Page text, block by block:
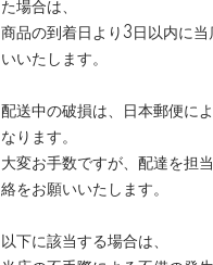
た場合は、
商品の到着日より3日以内に
いいたします。
配送中の破損は、日本郵便に
なります。
大変お手数ですが、配達を担
絡をお願いいたします。
以下に該当する場合は、